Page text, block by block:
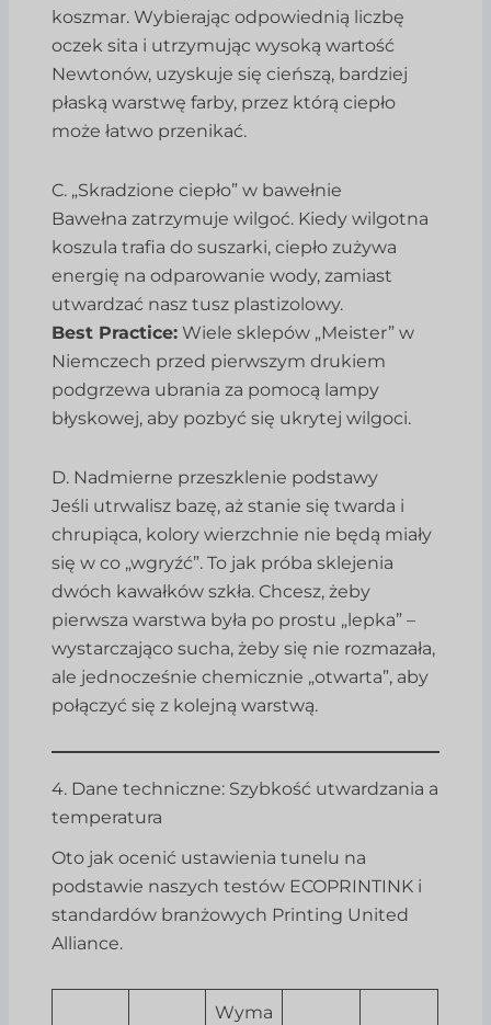
koszmar. Wybierając odpowiednią liczbę
oczek sita i utrzymując wysoką wartość
Newtonów, uzyskuje się cieńszą, bardziej
płaską warstwę farby, przez którą ciepło
może łatwo przenikać.
C. „Skradzione ciepło” w bawełnie
Bawełna zatrzymuje wilgoć. Kiedy wilgotna
koszula trafia do suszarki, ciepło zużywa
energię na odparowanie wody, zamiast
utwardzać nasz tusz plastizolowy.
Best Practice: Wiele sklepów „Meister” w
Niemczech przed pierwszym drukiem
podgrzewa ubrania za pomocą lampy
błyskowej, aby pozbyć się ukrytej wilgoci.
D. Nadmierne przeszklenie podstawy
Jeśli utrwalisz bazę, aż stanie się twarda i
chrupiąca, kolory wierzchnie nie będą miały
się w co „wgryźć”. To jak próba sklejenia
dwóch kawałków szkła. Chcesz, żeby
pierwsza warstwa była po prostu „lepka” –
wystarczająco sucha, żeby się nie rozmazała,
ale jednocześnie chemicznie „otwarta”, aby
połączyć się z kolejną warstwą.
4. Dane techniczne: Szybkość utwardzania a
temperatura
Oto jak ocenić ustawienia tunelu na
podstawie naszych testów ECOPRINTINK i
standardów branżowych Printing United
Alliance.
Wyma